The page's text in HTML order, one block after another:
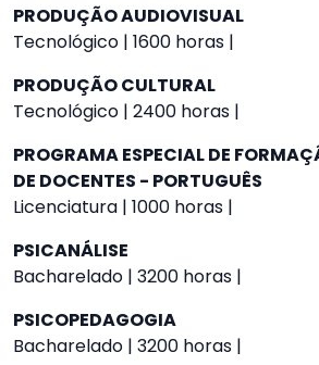
PRODUÇÃO AUDIOVISUAL
Tecnológico | 1600 horas |
PRODUÇÃO CULTURAL
Tecnológico | 2400 horas |
PROGRAMA ESPECIAL DE
DE DOCENTES - PORTUGUÊS
Licenciatura | 1000 horas |
PSICANÁLISE
Bacharelado | 3200 horas |
PSICOPEDAGOGIA
Bacharelado | 3200 horas |